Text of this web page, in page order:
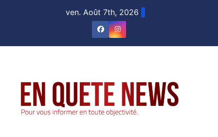
ven. Août 7th, 2026